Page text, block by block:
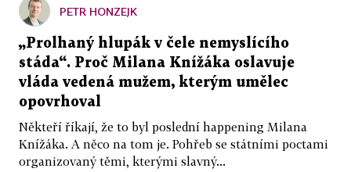
PETR HONZEJK
„Prolhaný hlupák v čele nemyslícího
stáda“. Proč Milana Knížáka oslavuje
vláda vedená mužem, kterým umělec
opovrhoval
Někteří říkají, že to byl poslední happening Milana
Knížáka. A něco na tom je. Pohřeb se státními poctami
organizovaný těmi, kterými slavný...